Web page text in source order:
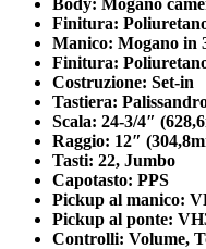
Finitura:
Manico: Mogano in
Finitura:
Costruzione: Set-in
Tastiera:
Scala: 24-3/4″
Raggio: 12″
Tasti: 22, Jumbo
Capotasto: PPS
Pickup al manico:
Pickup al ponte:
Controlli: Volume,